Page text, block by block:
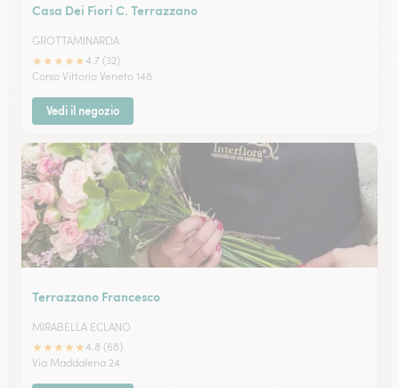
Casa Dei Fiori C. Terrazzano
GROTTAMINARDA
★★★★★4.7 (32)
Corso Vittorio Veneto 148
Vedi il negozio
Terrazzano Francesco
MIRABELLA ECLANO
★★★★★4.8 (68)
Via Maddalena 24